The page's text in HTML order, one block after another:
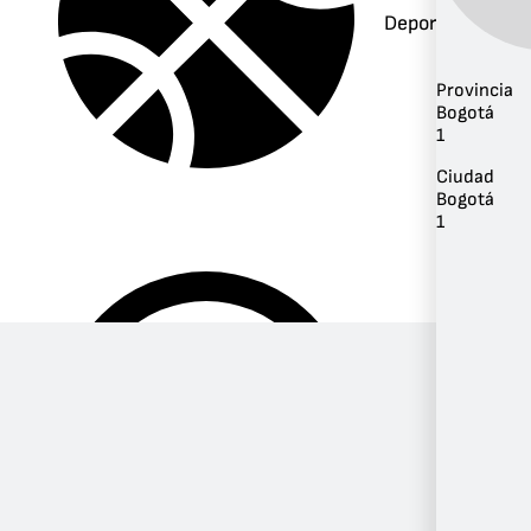
Deportes
Provincia
Bogotá
1
Ciudad
Bogotá
1